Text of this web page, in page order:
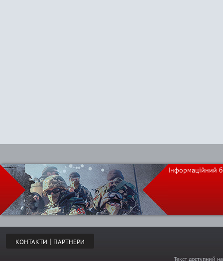
Інформаційний
КОНТАКТИ | ПАРТНЕРИ
Текст доступний